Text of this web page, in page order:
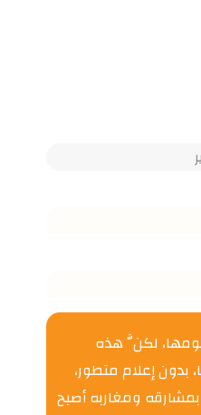
لكنَّ هذه
بدون إعلام متطور،
ومغاربه أصبح